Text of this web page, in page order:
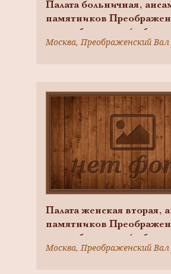
Палата больничная,
памятников
старообрядческой
XIX вв., арх. М.Ф.
Палата женская вторая,
памятников
старообрядческой
XIX вв., арх. М.Ф.